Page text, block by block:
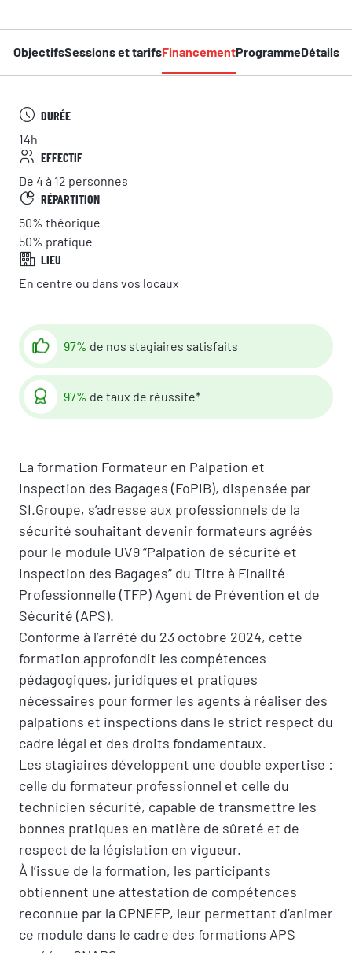
ObjectifsSessions et tarifsFinancementProgrammeDétails
DURÉE
14h
EFFECTIF
De 4 à 12 personnes
RÉPARTITION
50% théorique
50% pratique
LIEU
En centre ou dans vos locaux
97% de nos stagiaires satisfaits
97% de taux de réussite*
La formation Formateur en Palpation et
Inspection des Bagages (FoPIB), dispensée par
SI.Groupe, s’adresse aux professionnels de la
sécurité souhaitant devenir formateurs agréés
pour le module UV9 “Palpation de sécurité et
Inspection des Bagages” du Titre à Finalité
Professionnelle (TFP) Agent de Prévention et de
Sécurité (APS).
Conforme à l’arrêté du 23 octobre 2024, cette
formation approfondit les compétences
pédagogiques, juridiques et pratiques
nécessaires pour former les agents à réaliser des
palpations et inspections dans le strict respect du
cadre légal et des droits fondamentaux.
Les stagiaires développent une double expertise :
celle du formateur professionnel et celle du
technicien sécurité, capable de transmettre les
bonnes pratiques en matière de sûreté et de
respect de la législation en vigueur.
À l’issue de la formation, les participants
obtiennent une attestation de compétences
reconnue par la CPNEFP, leur permettant d’animer
ce module dans le cadre des formations APS